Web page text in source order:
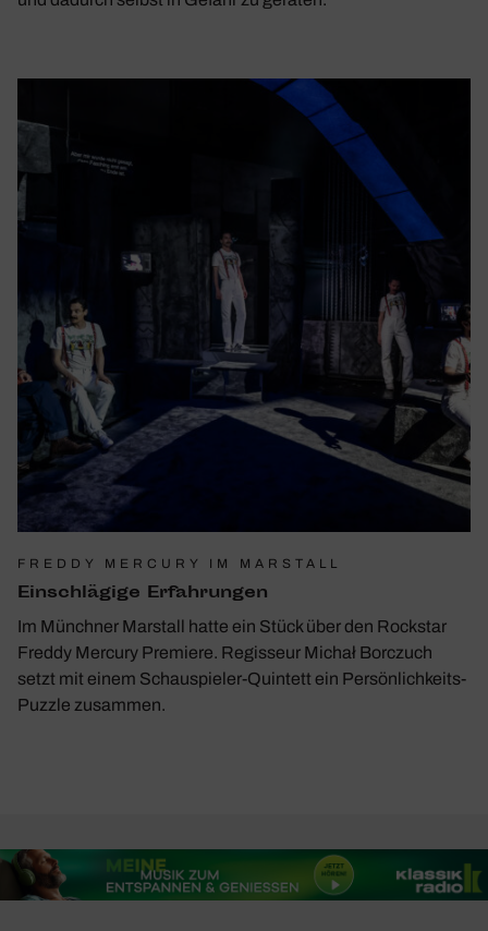
FREDDY MERCURY IM MARSTALL
Einschlä­gige Erfah­rungen
Im Münchner Marstall hatte ein Stück über den Rockstar
Freddy Mercury Premiere. Regisseur Michał Borczuch
setzt mit einem Schauspieler-Quintett ein Persönlichkeits-
Puzzle zusammen.